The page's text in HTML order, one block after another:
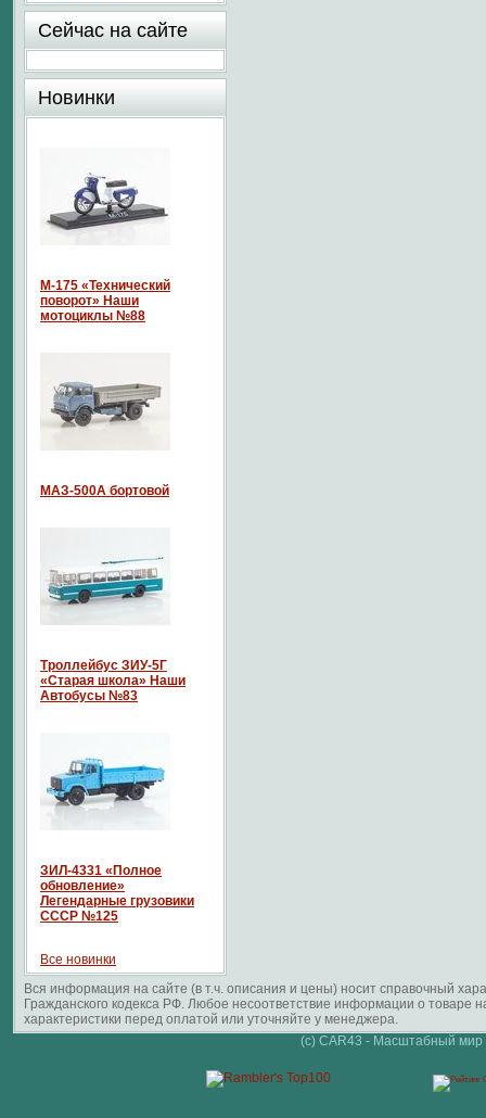
Сейчас на сайте
Новинки
М-175 «Технический
поворот» Наши
мотоциклы №88
МАЗ-500А бортовой
Троллейбус ЗИУ-5Г
«Старая школа» Наши
Автобусы №83
ЗИЛ-4331 «Полное
обновление»
Легендарные грузовики
СССР №125
Все новинки
Вся информация на сайте (в т.ч. описания и цены) носит справочный
Гражданского кодекса РФ. Любое несоответствие информации о
характеристики перед оплатой или уточняйте у менеджера.
(c) CAR43 - Масштабный мир